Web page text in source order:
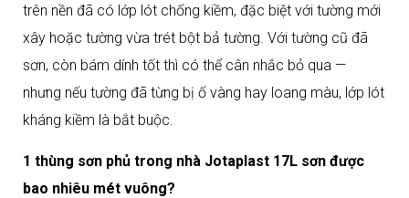
trên nền đã có lớp lót chống kiềm, đặc biệt với tường mới
xây hoặc tường vừa trét bột bả tường. Với tường cũ đã
sơn, còn bám dính tốt thì có thể cân nhắc bỏ qua —
nhưng nếu tường đã từng bị ố vàng hay loang màu, lớp lót
kháng kiềm là bắt buộc.
1 thùng sơn phủ trong nhà Jotaplast 17L sơn được
bao nhiêu mét vuông?